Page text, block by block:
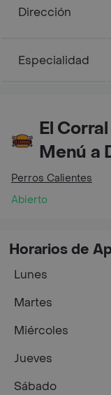
Dirección
Especialidad
El
Menú a
Perros Calientes
Abierto
Horarios de
Lunes
Martes
Miércoles
Jueves
Sábado